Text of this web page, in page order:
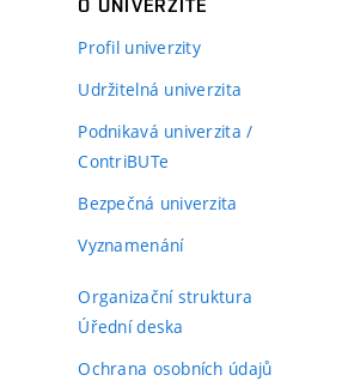
O UNIVERZITĚ
Profil univerzity
Udržitelná univerzita
Podnikavá univerzita /
ContriBUTe
Bezpečná univerzita
Vyznamenání
Organizační struktura
Úřední deska
Ochrana osobních údajů